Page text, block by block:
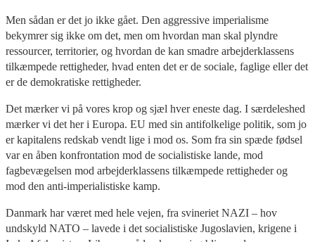
Men sådan er det jo ikke gået. Den aggressive imperialisme
bekymrer sig ikke om det, men om hvordan man skal plyndre
ressourcer, territorier, og hvordan de kan smadre arbejderklassens
tilkæmpede rettigheder, hvad enten det er de sociale, faglige eller det
er de demokratiske rettigheder.
Det mærker vi på vores krop og sjæl hver eneste dag. I særdeleshed
mærker vi det her i Europa. EU med sin antifolkelige politik, som jo
er kapitalens redskab vendt lige i mod os. Som fra sin spæde fødsel
var en åben konfrontation mod de socialistiske lande, mod
fagbevægelsen mod arbejderklassens tilkæmpede rettigheder og
mod den anti-imperialistiske kamp.
Danmark har været med hele vejen, fra svineriet NAZI – hov
undskyld NATO – lavede i det socialistiske Jugoslavien, krigene i